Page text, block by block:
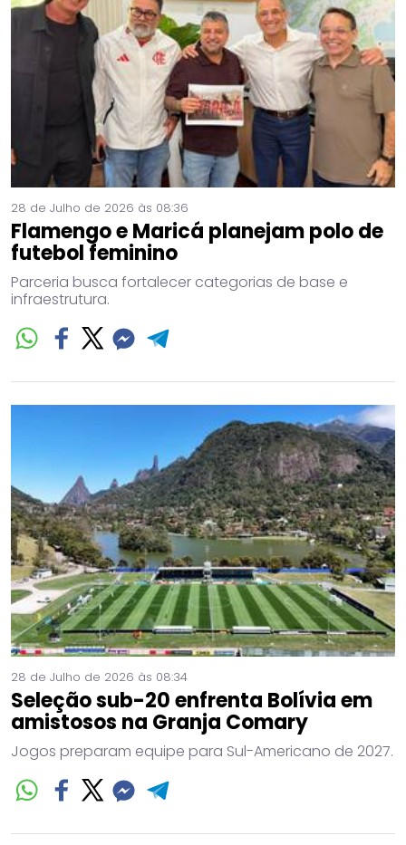
28 de Julho de 2026 às 08:36
Flamengo e Maricá planejam polo de
futebol feminino
Parceria busca fortalecer categorias de base e
infraestrutura.
28 de Julho de 2026 às 08:34
Seleção sub-20 enfrenta Bolívia em
amistosos na Granja Comary
Jogos preparam equipe para Sul-Americano de 2027.